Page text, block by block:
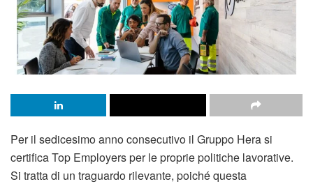
Per il sedicesimo anno consecutivo il Gruppo Hera si
certifica Top Employers per le proprie politiche lavorative.
Si tratta di un traguardo rilevante, poiché questa